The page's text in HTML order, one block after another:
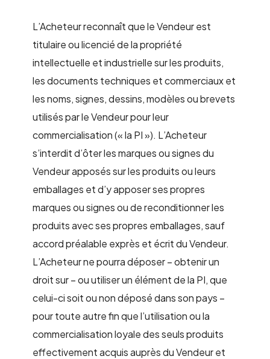
L’Acheteur reconnaît que le Vendeur est
titulaire ou licencié de la propriété
intellectuelle et industrielle sur les produits,
les documents techniques et commerciaux et
les noms, signes, dessins, modèles ou brevets
utilisés par le Vendeur pour leur
commercialisation (« la PI »). L’Acheteur
s’interdit d’ôter les marques ou signes du
Vendeur apposés sur les produits ou leurs
emballages et d’y apposer ses propres
marques ou signes ou de reconditionner les
produits avec ses propres emballages, sauf
accord préalable exprès et écrit du Vendeur.
L’Acheteur ne pourra déposer – obtenir un
droit sur – ou utiliser un élément de la PI, que
celui-ci soit ou non déposé dans son pays –
pour toute autre fin que l’utilisation ou la
commercialisation loyale des seuls produits
effectivement acquis auprès du Vendeur et